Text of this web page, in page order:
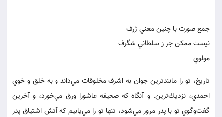
جمع صورت با چنين معني ژرف
نيست ممكن جز ز سلطاني شگرف
مولوي
تاريخ، تو را مانندترين جوان به اشرف مخلوقات مي‌داند و به خلق و خوي
احمدي، نزديك‌ترين. و آنگاه كه صحيفه عاشورا ورق مي‌خورد، و آخرين
گفت‌وگوي تو با پدر مرور مي‌شود، تنها تو را مي‌يابيم كه آتش اشتياق پدر